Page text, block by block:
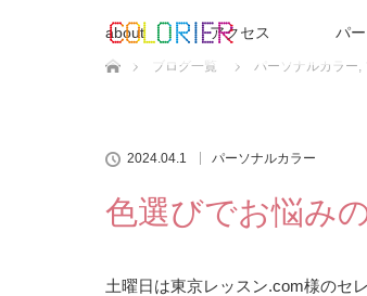
about アクセス パ
ホーム
ブログ一覧
パーソナルカラー,
2024.04.1 パーソナルカラー
色選びでお悩み
土曜日は東京レッスン.com様のセ